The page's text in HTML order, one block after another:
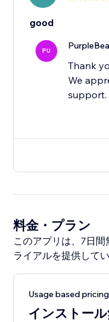
good
PU
Thank
We
support.
料金・プラン
このアプリは、7日間
ライアルを提供して
Usage based
インストー